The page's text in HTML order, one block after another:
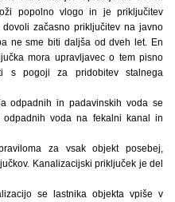
popolno vlogo in je priključitev
začasno priključitev na javno
ne sme biti daljša od dveh let. En
mora upravljavec o tem pisno
s pogoji za pridobitev stalnega
odpadnih in padavinskih voda se
odpadnih voda na fekalni kanal in
za vsak objekt posebej,
Kanalizacijski priključek je del
se lastnika objekta vpiše v